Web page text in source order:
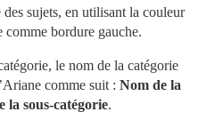
sujets, en utilisant la couleur
comme bordure gauche.
le nom de la catégorie
comme suit : Nom de la
la sous-catégorie.